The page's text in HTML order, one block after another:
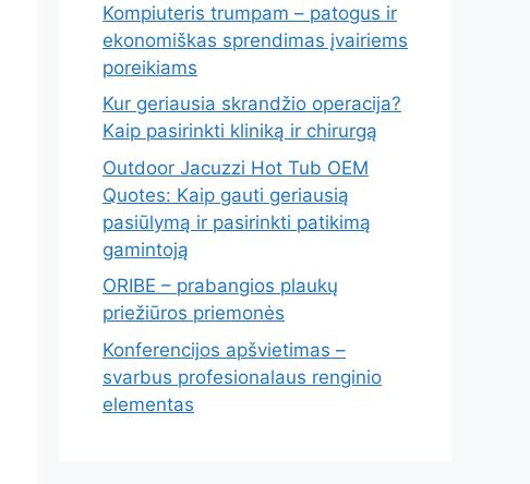
Kompiuteris trumpam – patogus ir
ekonomiškas sprendimas įvairiems
poreikiams
Kur geriausia skrandžio operacija?
Kaip pasirinkti kliniką ir chirurgą
Outdoor Jacuzzi Hot Tub OEM
Quotes: Kaip gauti geriausią
pasiūlymą ir pasirinkti patikimą
gamintoją
ORIBE – prabangios plaukų
priežiūros priemonės
Konferencijos apšvietimas –
svarbus profesionalaus renginio
elementas